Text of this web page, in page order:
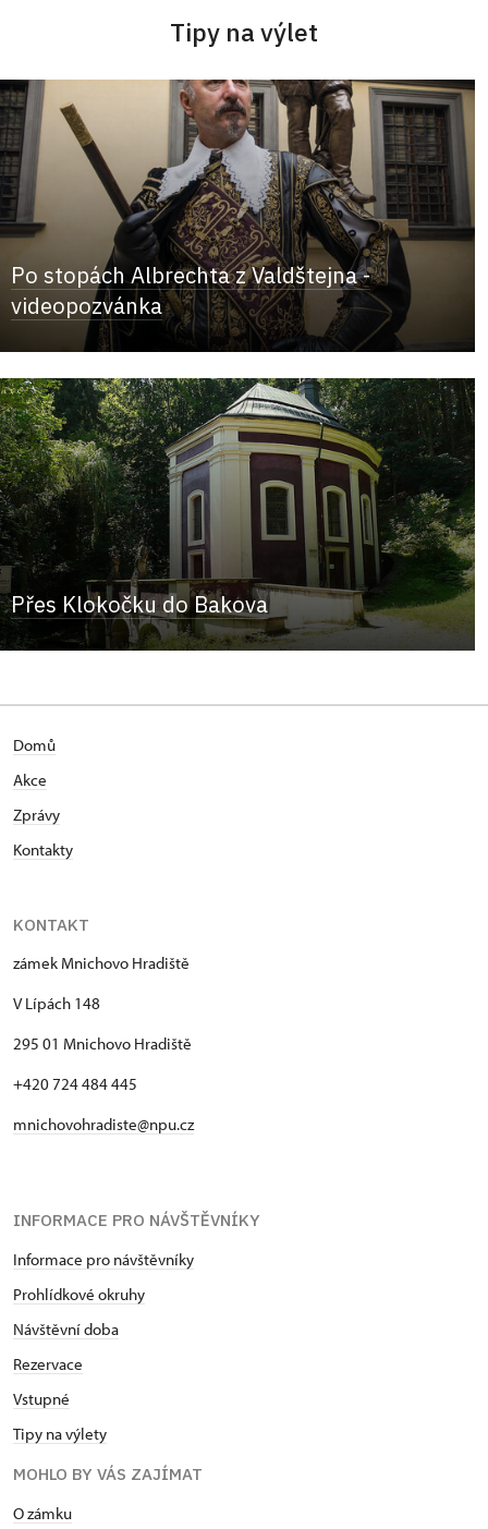
Tipy na výlet
Po stopách Albrechta z Valdštejna -
videopozvánka
Přes Klokočku do Bakova
Domů
Akce
Zprávy
Kontakty
KONTAKT
zámek Mnichovo Hradiště
V Lípách 148
295 01 Mnichovo Hradiště
+420 724 484 445
mnichovohradiste@npu.cz
INFORMACE PRO NÁVŠTĚVNÍKY
Informace pro návštěvníky
Prohlídkové okruhy
Návštěvní doba
Rezervace
Vstupné
Tipy na výlety
MOHLO BY VÁS ZAJÍMAT
O zámku